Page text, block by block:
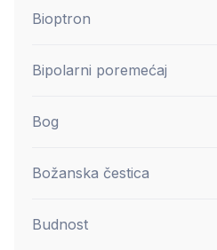
Bioptron
Bipolarni poremećaj
Bog
Božanska čestica
Budnost